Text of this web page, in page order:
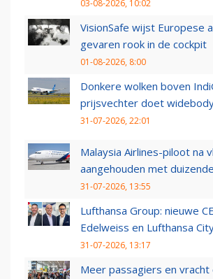
03-08-2026, 10:02
VisionSafe wijst Europese
gevaren rook in de cockpit
01-08-2026, 8:00
Donkere wolken boven
prijsvechter doet
31-07-2026, 22:01
Malaysia Airlines-piloot na
aangehouden met
31-07-2026, 13:55
Lufthansa Group: nieuwe
Edelweiss en Lufthansa
31-07-2026, 13:17
Meer passagiers en vracht